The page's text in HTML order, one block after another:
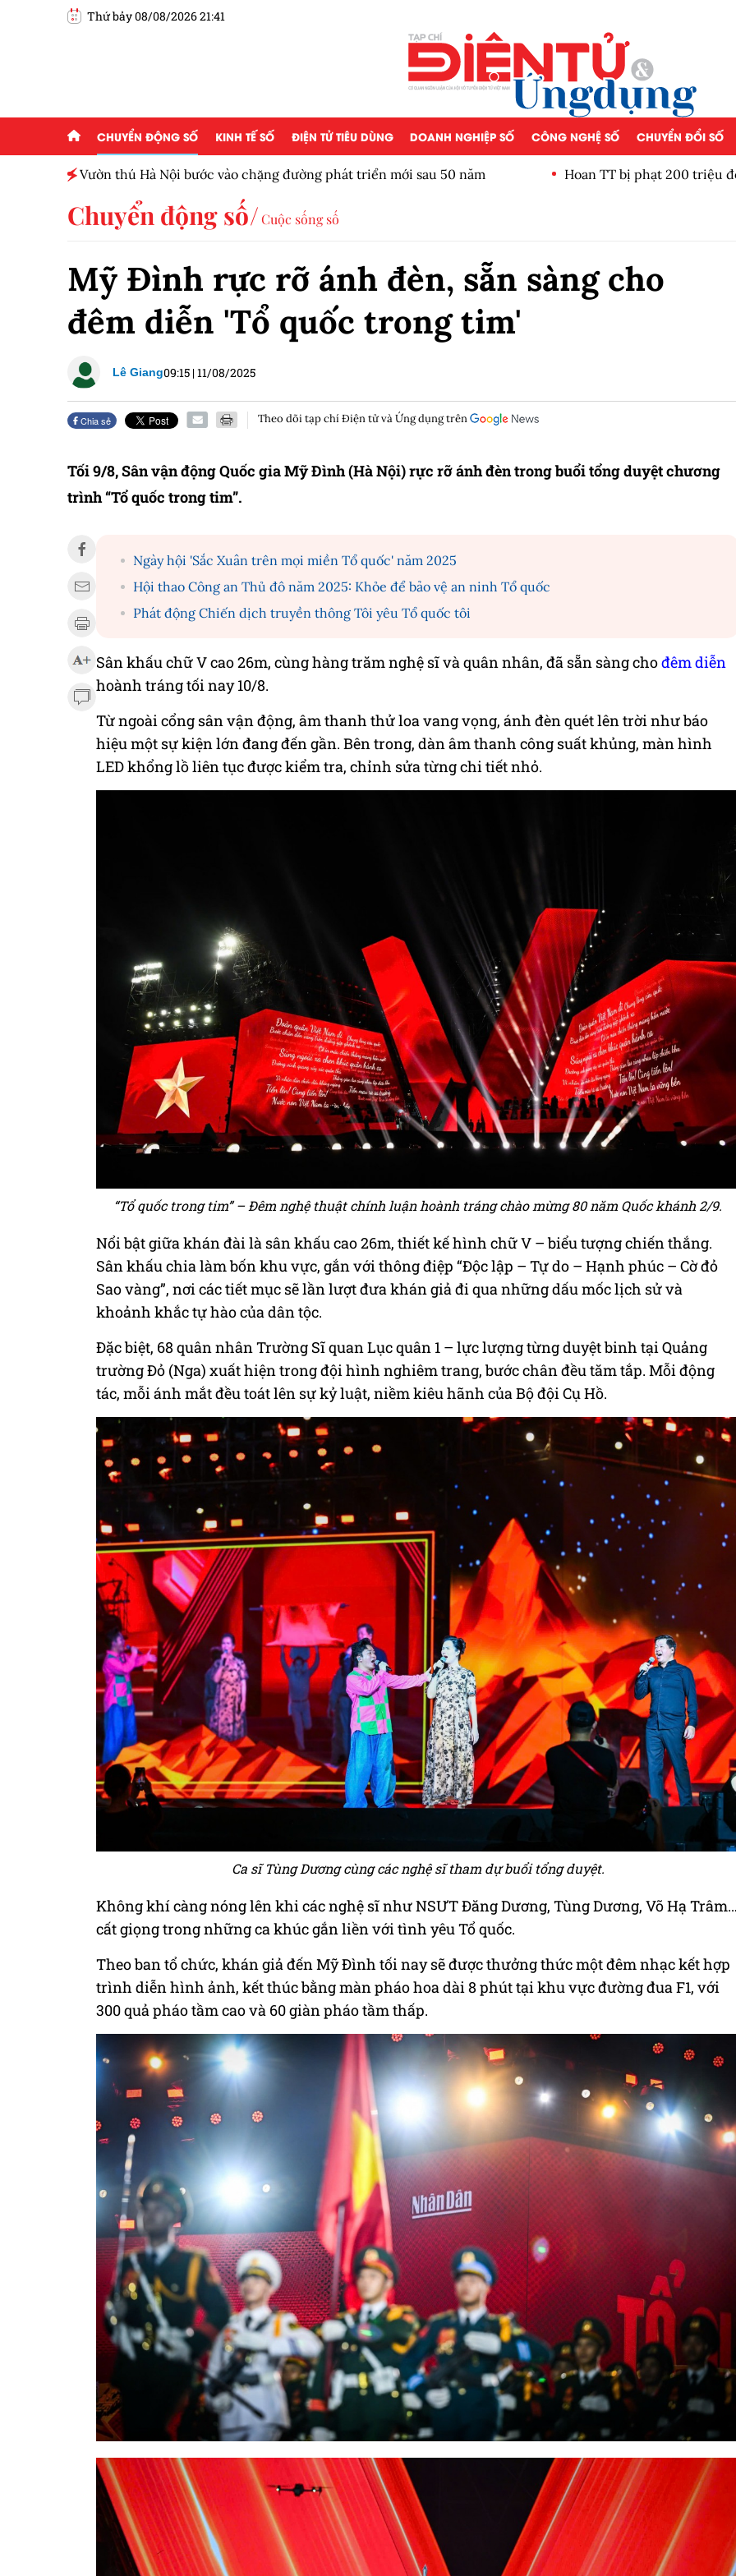
Thứ bảy 08/08/2026 21:41
CHUYỂN ĐỘNG SỐ KINH TẾ SỐ ĐIỆN TỬ TIÊU DÙNG DOANH NGHIỆP SỐ CÔNG NGHỆ SỐ CHUYỂN ĐỔI SỐ
Vườn thú Hà Nội bước vào chặng đường phát triển mới sau 50 năm Hoan TT bị phạt 200 triệu
Chuyển động số Cuộc sống số
Mỹ Đình rực rỡ ánh đèn, sẵn sàng cho
đêm diễn 'Tổ quốc trong tim'
Lê Giang09:15 |11/08/2025
Chia sẻ Theo dõi tạp chí Điện tử và Ứng dụng trên
Tối 9/8, Sân vận động Quốc gia Mỹ Đình (Hà Nội) rực rỡ ánh đèn trong buổi tổng duyệt chương
trình “Tổ quốc trong tim”.
Ngày hội 'Sắc Xuân trên mọi miền Tổ quốc' năm 2025
Hội thao Công an Thủ đô năm 2025: Khỏe để bảo vệ an ninh Tổ quốc
Phát động Chiến dịch truyền thông Tôi yêu Tổ quốc tôi
Sân khấu chữ V cao 26m, cùng hàng trăm nghệ sĩ và quân nhân, đã sẵn sàng chođêm diễn
hoành tráng tối nay 10/8.
Từ ngoài cổng sân vận động, âm thanh thử loa vang vọng, ánh đèn quét lên trời như báo
hiệu một sự kiện lớn đang đến gần. Bên trong, dàn âm thanh công suất khủng, màn hình
LED khổng lồ liên tục được kiểm tra, chỉnh sửa từng chi tiết nhỏ.
“Tổ quốc trong tim” – Đêm nghệ thuật chính luận hoành tráng chào mừng 80 năm Quốc khánh 2/9.
Nổi bật giữa khán đài là sân khấu cao 26m, thiết kế hình chữ V – biểu tượng chiến thắng.
Sân khấu chia làm bốn khu vực, gắn với thông điệp “Độc lập – Tự do – Hạnh phúc – Cờ đỏ
Sao vàng”, nơi các tiết mục sẽ lần lượt đưa khán giả đi qua những dấu mốc lịch sử và
khoảnh khắc tự hào của dân tộc.
Đặc biệt, 68 quân nhân Trường Sĩ quan Lục quân 1 – lực lượng từng duyệt binh tại Quảng
trường Đỏ (Nga) xuất hiện trong đội hình nghiêm trang, bước chân đều tăm tắp. Mỗi động
tác, mỗi ánh mắt đều toát lên sự kỷ luật, niềm kiêu hãnh của Bộ đội Cụ Hồ.
Ca sĩ Tùng Dương cùng các nghệ sĩ tham dự buổi tổng duyệt.
Không khí càng nóng lên khi các nghệ sĩ như NSƯT Đăng Dương, Tùng Dương, Võ Hạ Trâm…
cất giọng trong những ca khúc gắn liền với tình yêu Tổ quốc.
Theo ban tổ chức, khán giả đến Mỹ Đình tối nay sẽ được thưởng thức một đêm nhạc kết hợp
trình diễn hình ảnh, kết thúc bằng màn pháo hoa dài 8 phút tại khu vực đường đua F1, với
300 quả pháo tầm cao và 60 giàn pháo tầm thấp.